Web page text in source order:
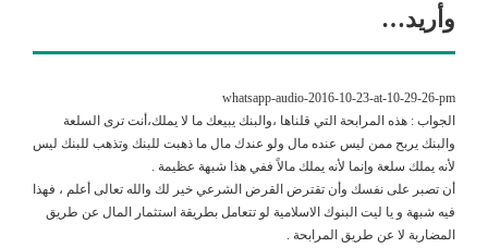
وأريد…
whatsapp-audio-2016-10-23-at-10-29-26-pm
الجواب : هذه المرابحة التي قلناها ،والبنك يبيعك ما لا يملك،أنت ترى السلعة
والبنك يربح ممن ليس عنده مال ولو عندك مال ما ذهبت للبنك وتذهب للبنك ليس
لأنه يملك سلعة وإنما لأنه يملك مالاً ففي هذا شبهة عظيمة .
أن تصبر على نفسك وأن تقترض القرض الشرعي خير لك والله تعالى أعلم ، فهذا
فيه شبهة و يا ليت البنوك الاسلامية لو تتعامل بطريقة استثمار المال عن طريق
المضاربة لا عن طريق المرابحة .